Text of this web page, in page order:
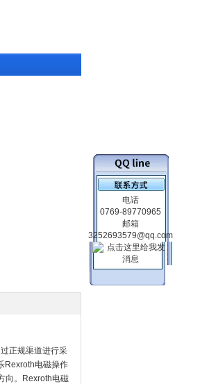
正规渠道进行采
Rexroth电磁操作
向。Rexroth电磁
电话
0769-89770965
邮箱
3252693579@qq.com